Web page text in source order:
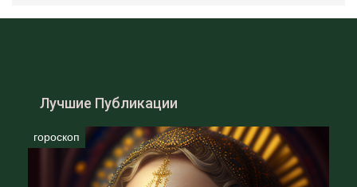
Будьте готовы к разговорам на разные темы и давайте
Лучшие Публикации
гороскоп